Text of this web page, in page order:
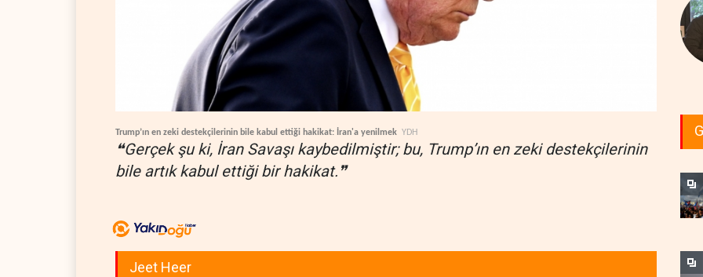
Trump’ın en zeki destekçilerinin bile kabul ettiği hakikat: İran'a yenilmek YDH
❝Gerçek şu ki, İran Savaşı kaybedilmiştir; bu, Trump’ın en zeki destekçilerinin
bile artık kabul ettiği bir hakikat.❞
Jeet Heer